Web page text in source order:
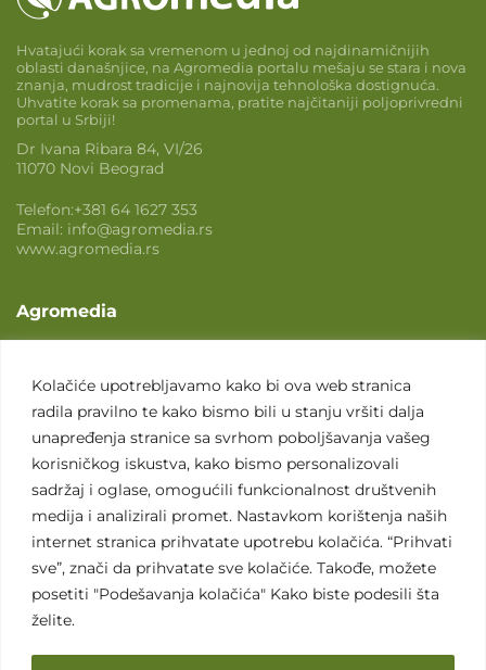
Kolačiće upotrebljavamo kako bi ova web stranica
radila pravilno te kako bismo bili u stanju vršiti dalja
unapređenja stranice sa svrhom poboljšavanja vašeg
korisničkog iskustva, kako bismo personalizovali
sadržaj i oglase, omogućili funkcionalnost društvenih
medija i analizirali promet. Nastavkom korištenja naših
internet stranica prihvatate upotrebu kolačića. “Prihvati
sve”, znači da prihvatate sve kolačiće. Takođe, možete
posetiti "Podešavanja kolačića" Kako biste podesili šta
želite.
Hvatajući korak sa vremenom u jednoj od najdinamičnijih
oblasti današnjice, na Agromedia portalu mešaju se stara i nova
znanja, mudrost tradicije i najnovija tehnološka dostignuća.
Uhvatite korak sa promenama, pratite najčitaniji poljoprivredni
portal u Srbiji!
Dr Ivana Ribara 84, VI/26
11070 Novi Beograd
Telefon:+381 64 1627 353
Email: info@agromedia.rs
www.agromedia.rs
Agromedia
Svet poljoprivrede
Marketing usluge
Tražimo saradnike
Kontakt
Kontakt